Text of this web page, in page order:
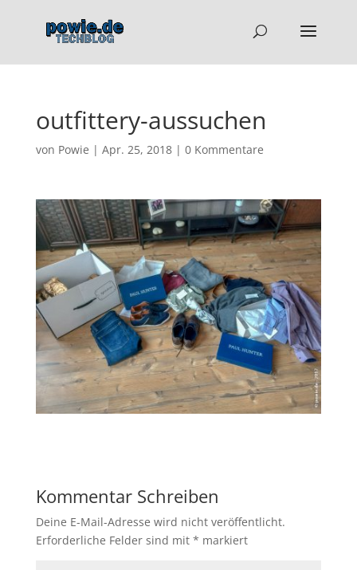
outfittery-aussuchen
von Powie | Apr. 25, 2018| 0 Kommentare
Kommentar Schreiben
Deine E-Mail-Adresse wird nicht veröffentlicht.
Erforderliche Felder sind mit * markiert